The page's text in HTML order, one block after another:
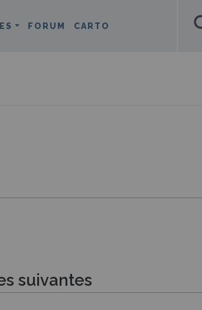
FORUM CARTO
suivantes